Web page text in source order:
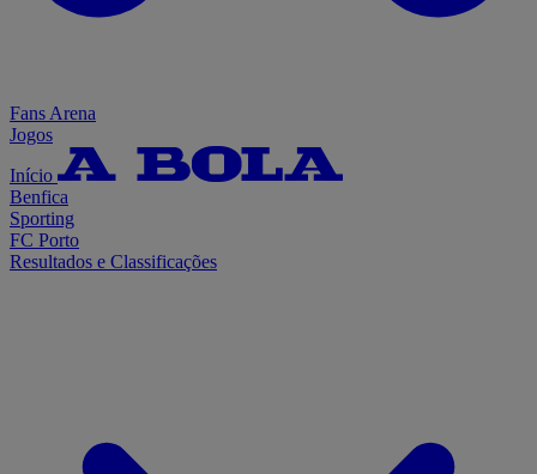
Fans Arena
Jogos
Início
Benfica
Sporting
FC Porto
Resultados e Classificações